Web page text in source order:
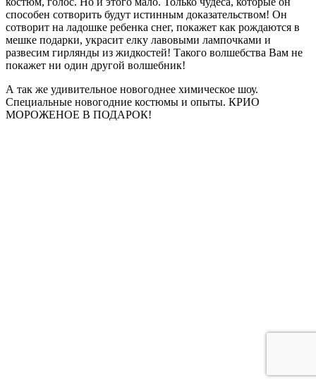
способен сотворить будут истинным доказательством! Он
сотворит на ладошке ребенка снег, покажет как рождаются в
мешке подарки, украсит елку лавовыми лампочками и
развесим гирлянды из жидкостей! Такого волшебства Вам не
покажет ни один другой волшебник!
А так же удивительное новогоднее химическое шоу.
Специальные новогодние костюмы и опыты. КРИО
МОРОЖЕНОЕ В ПОДАРОК!